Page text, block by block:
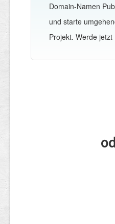
Domain-Namen
und starte
Projekt. Werde